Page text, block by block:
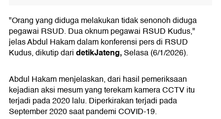
"Orang yang diduga melakukan tidak senonoh diduga
pegawai RSUD. Dua oknum pegawai RSUD Kudus,"
jelas Abdul Hakam dalam konferensi pers di RSUD
Kudus, dikutip daridetikJateng,Selasa (6/1/2026).
Abdul Hakam menjelaskan, dari hasil pemeriksaan
kejadian aksi mesum yang terekam kamera CCTV itu
terjadi pada 2020 lalu. Diperkirakan terjadi pada
September 2020 saat pandemi COVID-19.